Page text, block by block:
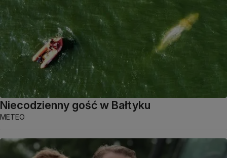
Niecodzienny gość w Bałtyku
METEO